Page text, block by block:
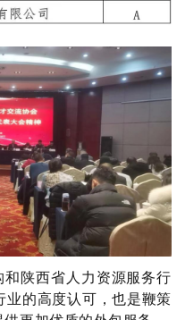
和陕西省人力资源服务行
业的高度认可，也是鞭策